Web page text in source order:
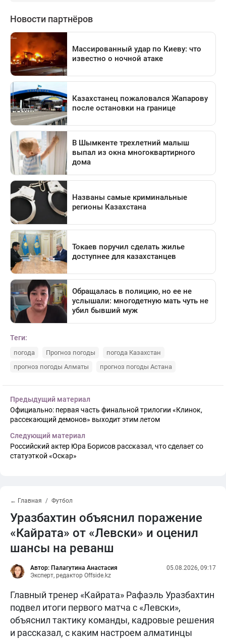
Теги:
погода Прогноз погоды
погода Казахстан
прогноз погоды Алматы
прогноз погоды Астана
Предыдущий материал
Официально: первая часть финальной трилогии «Клинок,
рассекающий демонов» выходит этим летом
Следующий материал
Российский актер Юра Борисов рассказал, что сделает со
статуэткой «Оскар»
← Главная Футбол
Уразбахтин объяснил поражение
«Кайрата» от «Левски» и оценил
шансы на реванш
Автор: Палагутина Анастасия
Эксперт, редактор Offside.kz
05.08.2026, 09:17
Главный тренер «Кайрата» Рафаэль Уразбахтин
подвел итоги первого матча с «Левски»,
объяснил тактику команды, кадровые решения
и рассказал, с каким настроем алматинцы